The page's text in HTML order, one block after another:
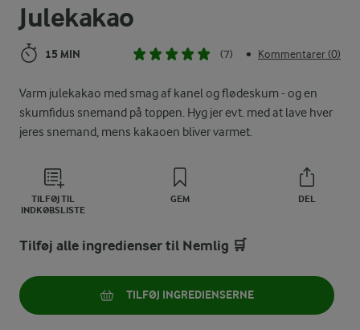
Julekakao
15 MIN (7) • Kommentarer (0)
Varm julekakao med smag af kanel og flødeskum - og en
skumfidus snemand på toppen. Hyg jer evt. med at lave hver
jeres snemand, mens kakaoen bliver varmet.
TILFØJ TIL
INDKØBSLISTE
GEM DEL
Tilføj alle ingredienser til Nemlig 🛒
TILFØJ INGREDIENSERNE